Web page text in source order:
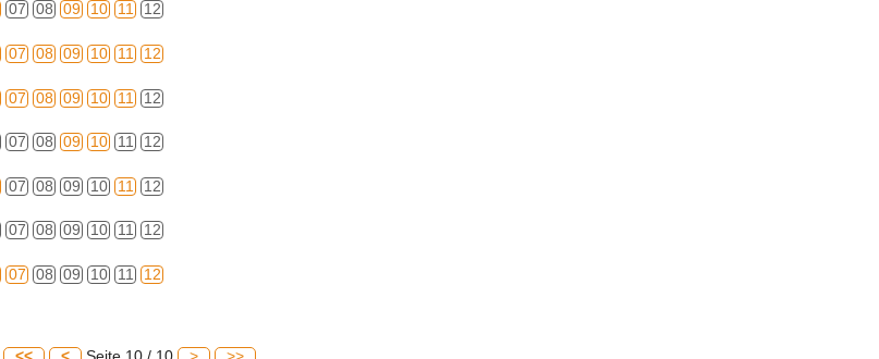
07 08 09 10 11 12
07 08 09 10 11 12
07 08 09 10 11 12
07 08 09 10 11 12
07 08 09 10 11 12
07 08 09 10 11 12
07 08 09 10 11 12